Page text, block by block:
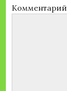
Комментарий